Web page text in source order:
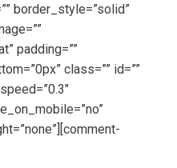
border_style=”solid”
padding=””
class=”” id=””